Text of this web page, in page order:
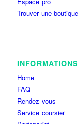
Trouver une boutique
INFORMATIONS
Home
FAQ
Rendez vous
Service coursier